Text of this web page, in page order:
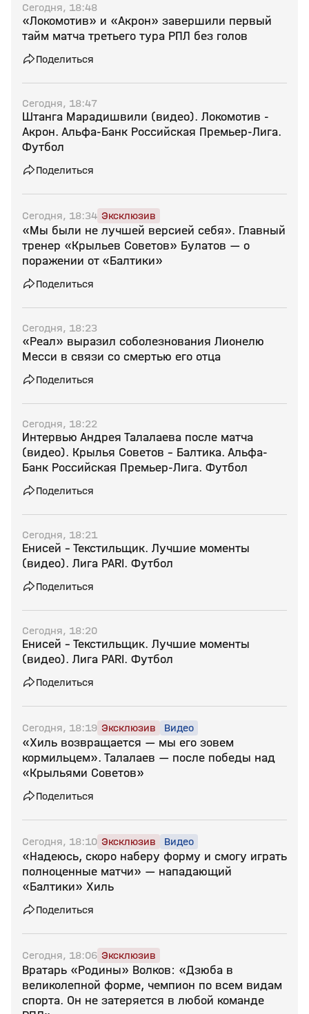
Сегодня, 18:48
«Локомотив» и «Акрон» завершили первый
тайм матча третьего тура РПЛ без голов
Поделиться
Сегодня, 18:47
Штанга Марадишвили (видео). Локомотив -
Акрон. Альфа-Банк Российская Премьер-Лига.
Футбол
Поделиться
Сегодня, 18:34 Эксклюзив
«Мы были не лучшей версией себя». Главный
тренер «Крыльев Советов» Булатов — о
поражении от «Балтики»
Поделиться
Сегодня, 18:23
«Реал» выразил соболезнования Лионелю
Месси в связи со смертью его отца
Поделиться
Сегодня, 18:22
Интервью Андрея Талалаева после матча
(видео). Крылья Советов - Балтика. Альфа-
Банк Российская Премьер-Лига. Футбол
Поделиться
Сегодня, 18:21
Енисей - Текстильщик. Лучшие моменты
(видео). Лига PARI. Футбол
Поделиться
Сегодня, 18:20
Енисей - Текстильщик. Лучшие моменты
(видео). Лига PARI. Футбол
Поделиться
Сегодня, 18:19 Эксклюзив Видео
«Хиль возвращается — мы его зовем
кормильцем». Талалаев — после победы над
«Крыльями Советов»
Поделиться
Сегодня, 18:10 Эксклюзив Видео
«Надеюсь, скоро наберу форму и смогу играть
полноценные матчи» — нападающий
«Балтики» Хиль
Поделиться
Сегодня, 18:06 Эксклюзив
Вратарь «Родины» Волков: «Дзюба в
великолепной форме, чемпион по всем видам
спорта. Он не затеряется в любой команде